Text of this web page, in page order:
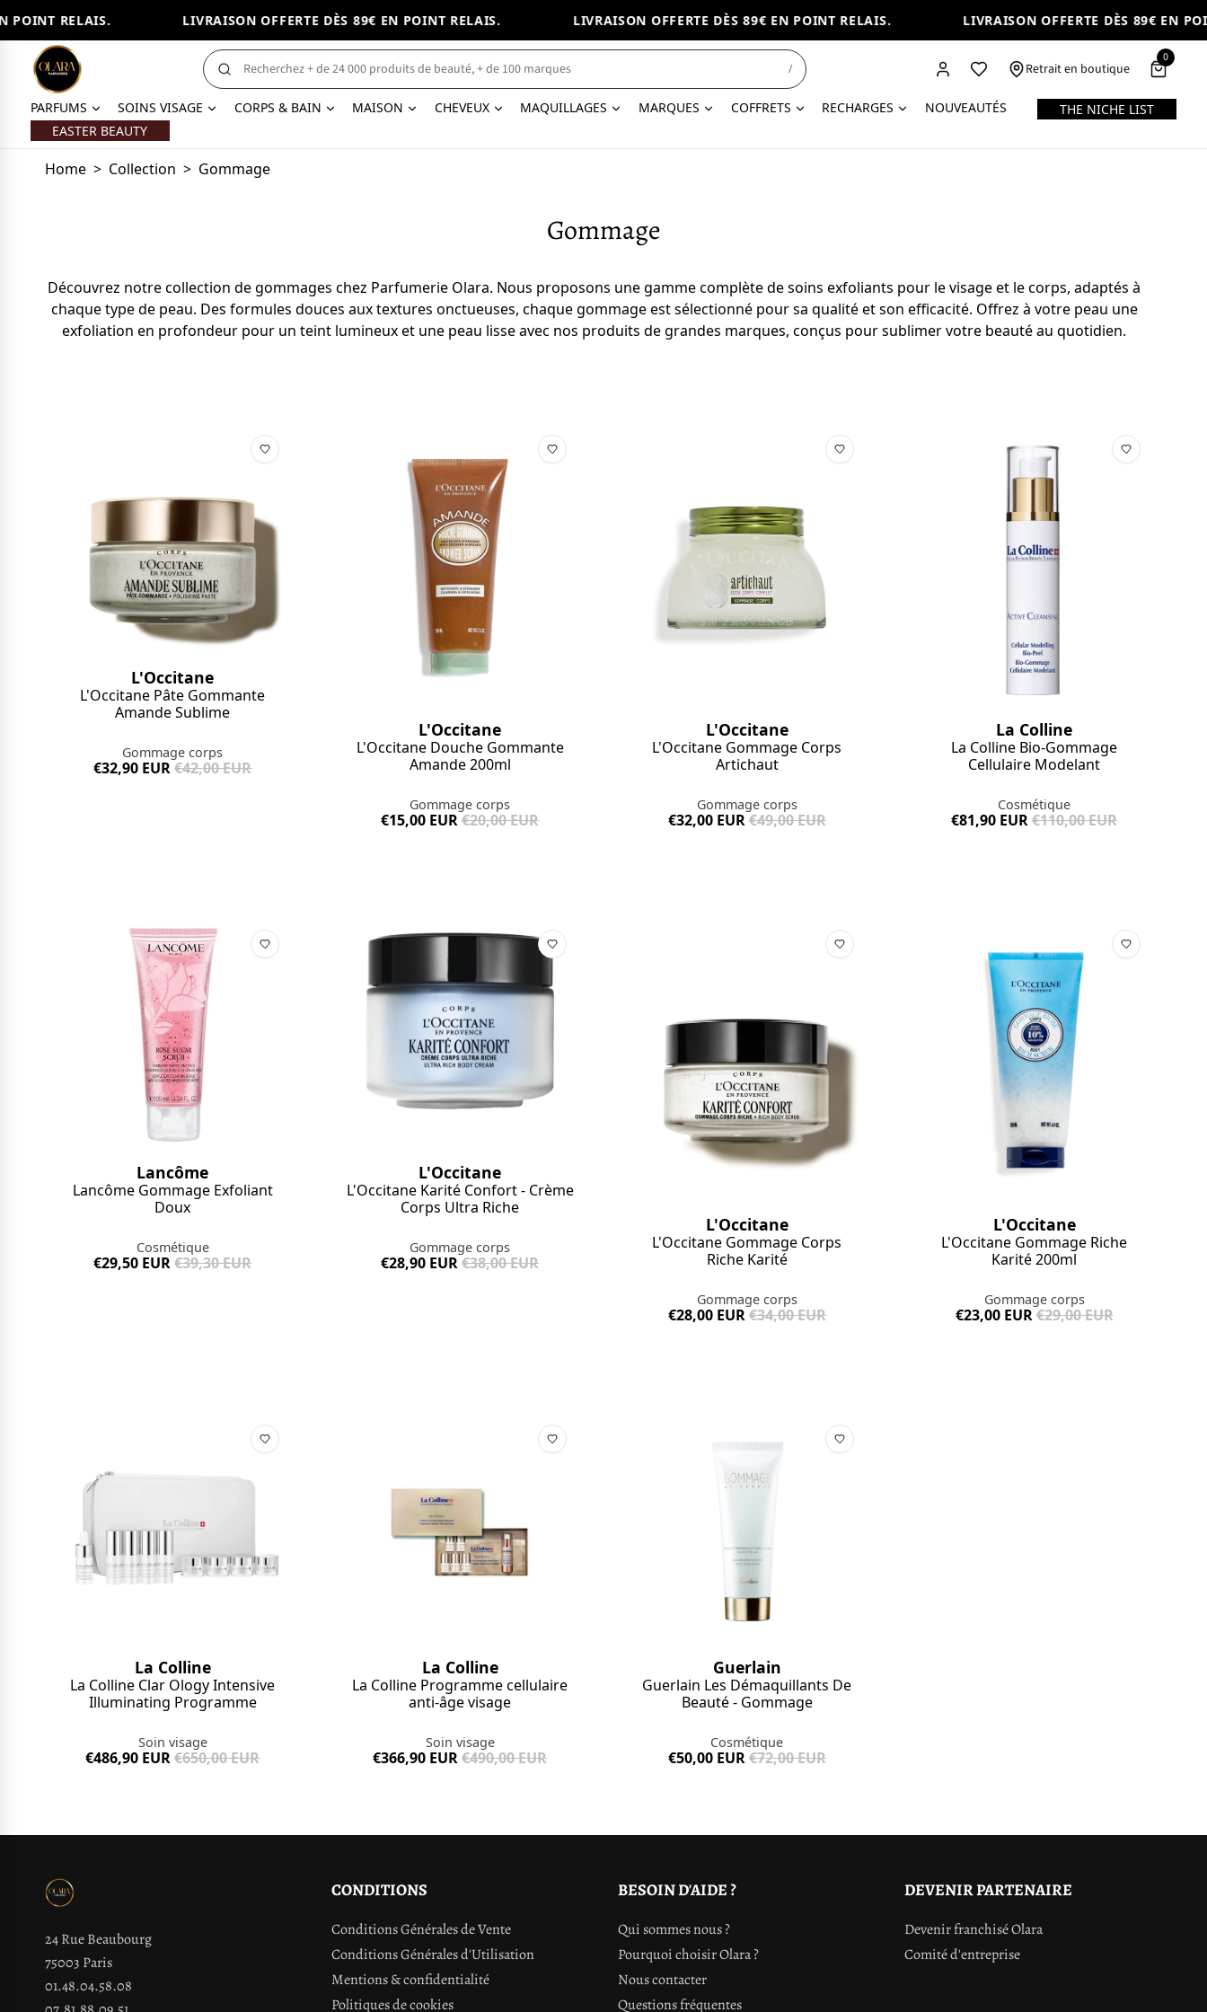
RELAIS. LIVRAISON OFFERTE DÈS 89€ EN POINT RELAIS. LIVRAISON OFFERTE DÈS 89€ EN POINT RELAIS. LIVRAISON OFFERTE DÈS 89€ EN
/ Retrait en boutique
0
PARFUMS SOINS VISAGE CORPS & BAIN MAISON CHEVEUX MAQUILLAGES MARQUES COFFRETS RECHARGES NOUVEAUTÉS
THE NICHE LIST
EASTER BEAUTY
Home > Collection > Gommage
Gommage
Découvrez notre collection de gommages chez Parfumerie Olara. Nous proposons une gamme complète de soins exfoliants pour le visage et le corps, adaptés à
chaque type de peau. Des formules douces aux textures onctueuses, chaque gommage est sélectionné pour sa qualité et son efficacité. Offrez à votre peau une
exfoliation en profondeur pour un teint lumineux et une peau lisse avec nos produits de grandes marques, conçus pour sublimer votre beauté au quotidien.
L'Occitane
L'Occitane Pâte Gommante
Amande Sublime
Gommage corps
€32,90 EUR €42,00 EUR
L'Occitane
L'Occitane Douche Gommante
Amande 200ml
Gommage corps
€15,00 EUR€20,00 EUR
L'Occitane
L'Occitane Gommage Corps
Artichaut
Gommage corps
€32,00 EUR€49,00 EUR
La Colline
La Colline Bio-Gommage
Cellulaire Modelant
Cosmétique
€81,90 EUR€110,00 EUR
Lancôme
Lancôme Gommage Exfoliant
Doux
Cosmétique
€29,50 EUR €39,30 EUR
L'Occitane
L'Occitane Karité Confort - Crème
Corps Ultra Riche
Gommage corps
€28,90 EUR€38,00 EUR
L'Occitane
L'Occitane Gommage Corps
Riche Karité
Gommage corps
€28,00 EUR€34,00 EUR
L'Occitane
L'Occitane Gommage Riche
Karité 200ml
Gommage corps
€23,00 EUR€29,00 EUR
La Colline
La Colline Clar Ology Intensive
Illuminating Programme
Soin visage
€486,90 EUR €650,00 EUR
La Colline
La Colline Programme cellulaire
anti-âge visage
Soin visage
€366,90 EUR€490,00 EUR
Guerlain
Guerlain Les Démaquillants De
Beauté - Gommage
Cosmétique
€50,00 EUR€72,00 EUR
24 Rue Beaubourg
75003 Paris
01.48.04.58.08
CONDITIONS
Conditions Générales de Vente
Conditions Générales d'Utilisation
Mentions & confidentialité
Politiques de cookies
BESOIN D'AIDE ?
Qui sommes nous ?
Pourquoi choisir Olara ?
Nous contacter
Questions fréquentes
DEVENIR PARTENAIRE
Devenir franchisé Olara
Comité d'entreprise